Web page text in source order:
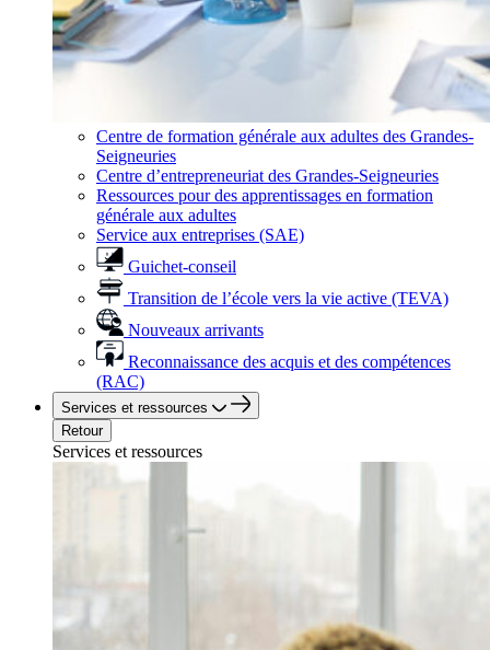
Centre de formation générale aux adultes des Grandes-
Seigneuries
Centre d’entrepreneuriat des Grandes-Seigneuries
Ressources pour des apprentissages en formation
générale aux adultes
Service aux entreprises (SAE)
Guichet-conseil
Transition de l’école vers la vie active (TEVA)
Nouveaux arrivants
Reconnaissance des acquis et des compétences
(RAC)
Services et ressources
Retour
Services et ressources